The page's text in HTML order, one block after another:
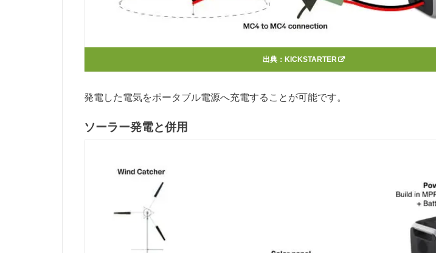
出典：KICKSTARTER
発電した電気をポータブル電源へ充電することが可能です。
ソーラー発電と併用